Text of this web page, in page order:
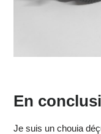
En
Je suis un chouia